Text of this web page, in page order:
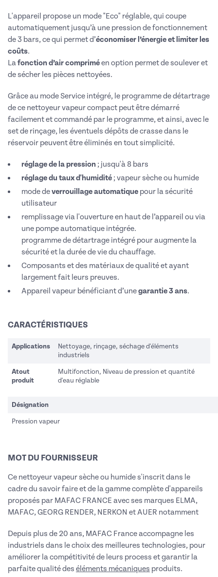
L'appareil propose un mode "Eco" réglable, qui coupe
automatiquement jusqu’à une pression de fonctionnement
de 3 bars, ce qui permet d’économiser l’énergie et limiter les
coûts.
Lafonction d’air compriméen option permet de soulever et
de sécher les pièces nettoyées.
Grâce au mode Service intégré, le programme de détartrage
de ce nettoyeur vapeur compact peut être démarré
facilement et commandé par le programme, et ainsi, avec le
set de rinçage, les éventuels dépôts de crasse dans le
réservoir peuvent être éliminés en tout simplicité.
réglage de la pression ; jusqu'à 8 bars
réglage du taux d'humidité ; vapeur sèche ou humide
mode deverrouillage automatique pour la sécurité
utilisateur
remplissage via l'ouverture en haut de l’appareil ou via
une pompe automatique intégrée.
programme de détartrage intégré pour augmente la
sécurité et la durée de vie du chauffage.
Composants et des matériaux de qualité et ayant
largement fait leurs preuves.
Appareil vapeur bénéficiant d’unegarantie 3 ans.
CARACTÉRISTIQUES
Applications
Nettoyage, rinçage, séchage d'éléments
industriels
Atout
produit
Multifonction, Niveau de pression et quantité
d'eau réglable
Désignation
Pression vapeur
MOT DU FOURNISSEUR
Ce nettoyeur vapeur sèche ou humide s'inscrit dans le
cadre du savoir faire et de la gamme complète d'appareils
proposés par MAFAC FRANCE avec ses marques ELMA,
MAFAC, GEORG RENDER, NERKON et AUER notamment
Depuis plus de 20 ans, MAFAC France accompagne les
industriels dans le choix des meilleures technologies, pour
améliorer la compétitivité de leurs process et garantir la
parfaite qualité des éléments mécaniques produits.